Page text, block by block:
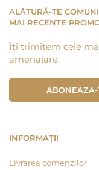
ALĂTURĂ-TE
MAI RECENTE
Îți trimitem cele
amenajare.
ABONEAZA-
INFORMAȚII
Livrarea comenzilor